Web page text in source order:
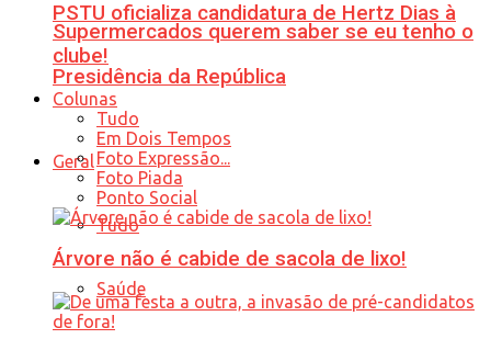
PSTU oficializa candidatura de Hertz Dias à
Presidência da República
Geral
Tudo
Saúde
Supermercados querem saber se eu tenho o
clube!
Colunas
Tudo
Em Dois Tempos
Foto Expressão...
Foto Piada
Ponto Social
Árvore não é cabide de sacola de lixo!